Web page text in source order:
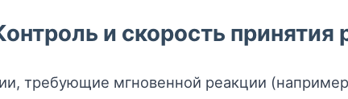
и скорость принятия
требующие мгновенной реакции